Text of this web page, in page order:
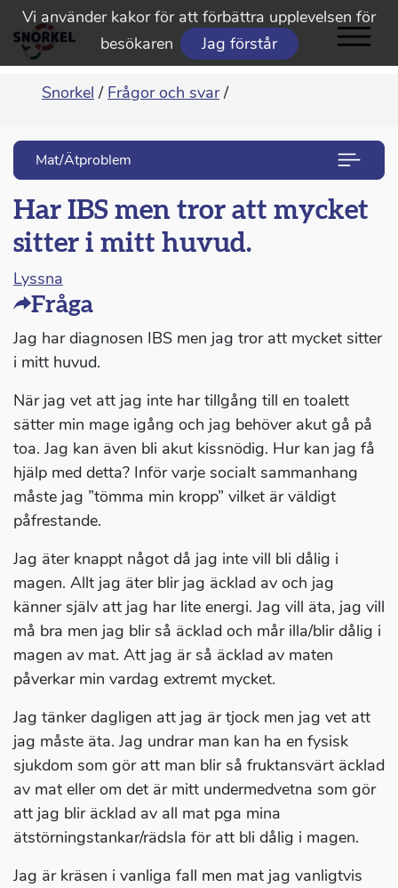
Vi använder kakor för att förbättra upplevelsen för
besökaren
Jag förstår
Snorkel / Frågor och svar /
Mat/Ätproblem
Har IBS men tror att mycket
sitter i mitt huvud.
Lyssna
Fråga
Jag har diagnosen IBS men jag tror att mycket sitter
i mitt huvud.
När jag vet att jag inte har tillgång till en toalett
sätter min mage igång och jag behöver akut gå på
toa. Jag kan även bli akut kissnödig. Hur kan jag få
hjälp med detta? Inför varje socialt sammanhang
måste jag ”tömma min kropp” vilket är väldigt
påfrestande.
Jag äter knappt något då jag inte vill bli dålig i
magen. Allt jag äter blir jag äcklad av och jag
känner själv att jag har lite energi. Jag vill äta, jag vill
må bra men jag blir så äcklad och mår illa/blir dålig i
magen av mat. Att jag är så äcklad av maten
påverkar min vardag extremt mycket.
Jag tänker dagligen att jag är tjock men jag vet att
jag måste äta. Jag undrar man kan ha en fysisk
sjukdom som gör att man blir så fruktansvärt äcklad
av mat eller om det är mitt undermedvetna som gör
att jag blir äcklad av all mat pga mina
ätstörningstankar/rädsla för att bli dålig i magen.
Jag är kräsen i vanliga fall men mat jag vanligtvis